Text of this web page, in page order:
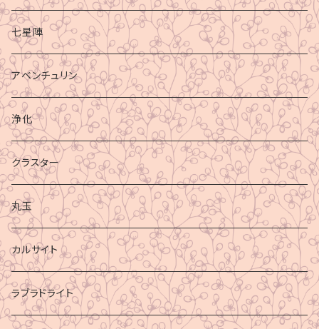
七星陣
アベンチュリン
浄化
クラスター
丸玉
カルサイト
ラブラドライト